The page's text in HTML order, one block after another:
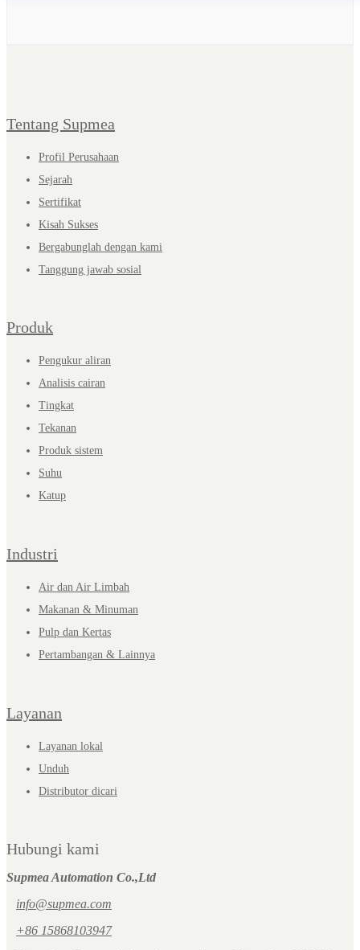
Tentang Supmea
Profil Perusahaan
Sejarah
Sertifikat
Kisah Sukses
Bergabunglah dengan kami
Tanggung jawab sosial
Produk
Pengukur aliran
Analisis cairan
Tingkat
Tekanan
Produk sistem
Suhu
Katup
Industri
Air dan Air Limbah
Makanan & Minuman
Pulp dan Kertas
Pertambangan & Lainnya
Layanan
Layanan lokal
Unduh
Distributor dicari
Hubungi kami
Supmea Automation Co.,Ltd
info@supmea.com
+86 15868103947